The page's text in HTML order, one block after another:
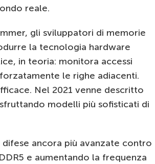
reale.
gli sviluppatori di memorie
la tecnologia hardware
in teoria: monitora accessi
le righe adiacenti.
Nel 2021 venne descritto
modelli più sofisticati di
ancora più avanzate contro
e aumentando la frequenza